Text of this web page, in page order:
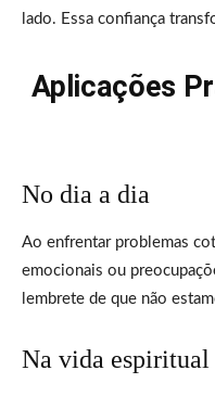
lado. Essa confiança
Aplicações
No dia a dia
Ao enfrentar problemas
emocionais ou
lembrete de que não
Na vida espiritual